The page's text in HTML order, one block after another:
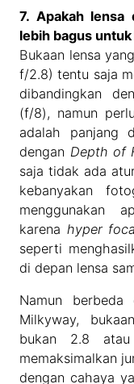
7. Apakah lensa
lebih bagus
Bukaan lensa
f/2.8) tentu saja
dibandingkan
(f/8), namun
adalah panjang
dengan Depth of
saja tidak ada
kebanyakan
menggunakan
karena hyper
seperti
di depan lensa
Namun
Milkyway,
bukan 2.8
memaksimalkan
dengan cahaya